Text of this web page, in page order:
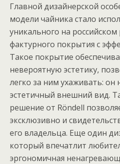
Главной дизайнерской
модели чайника стало
уникального на
фактурного покрытия с
Такое покрытие
невероятную эстетику,
легко за ним ухаживать: он
эстетичный внешний вид.
решение от Röndell
эксклюзивно и
его владельца. Еще один
который впечатлит
эргономичная